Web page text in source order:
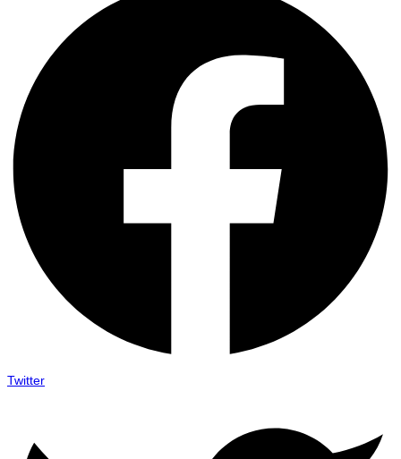
Twitter